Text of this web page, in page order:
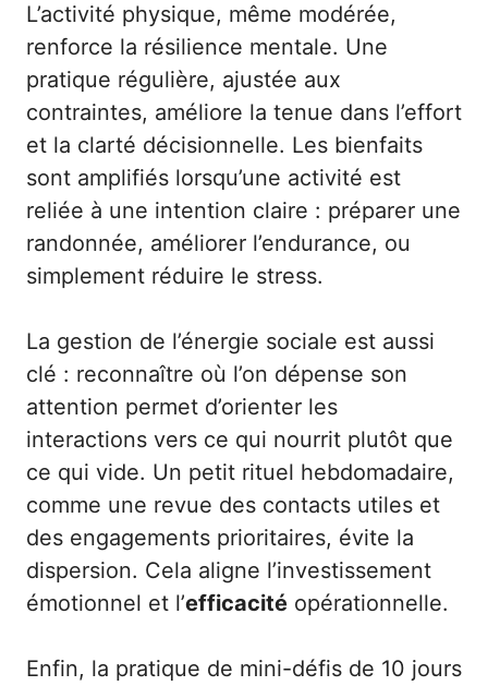
L’activité physique, même modérée,
renforce la résilience mentale. Une
pratique régulière, ajustée aux
contraintes, améliore la tenue dans l’effort
et la clarté décisionnelle. Les bienfaits
sont amplifiés lorsqu’une activité est
reliée à une intention claire : préparer une
randonnée, améliorer l’endurance, ou
simplement réduire le stress.
La gestion de l’énergie sociale est aussi
clé : reconnaître où l’on dépense son
attention permet d’orienter les
interactions vers ce qui nourrit plutôt que
ce qui vide. Un petit rituel hebdomadaire,
comme une revue des contacts utiles et
des engagements prioritaires, évite la
dispersion. Cela aligne l’investissement
émotionnel et l’efficacité opérationnelle.
Enfin, la pratique de mini-défis de 10 jours